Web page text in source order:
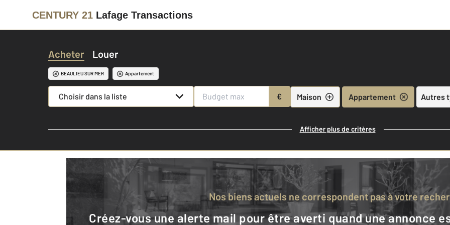
CENTURY 21 Lafage Transactions
Acheter Louer
BEAULIEU SUR MER Appartement
Choisir dans la liste € Maison Appartement Autres
Afficher plus de critères
Nos biens actuels ne correspondent pas à votre
Créez-vous une alerte mail pour être averti quand une annonce est en ligne et consultez la